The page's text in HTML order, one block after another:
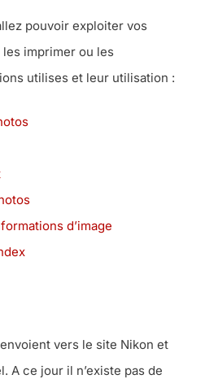
pouvoir exploiter vos
imprimer ou les
utilises et leur utilisation :
d’image
vers le site Nikon et
A ce jour il n’existe pas de